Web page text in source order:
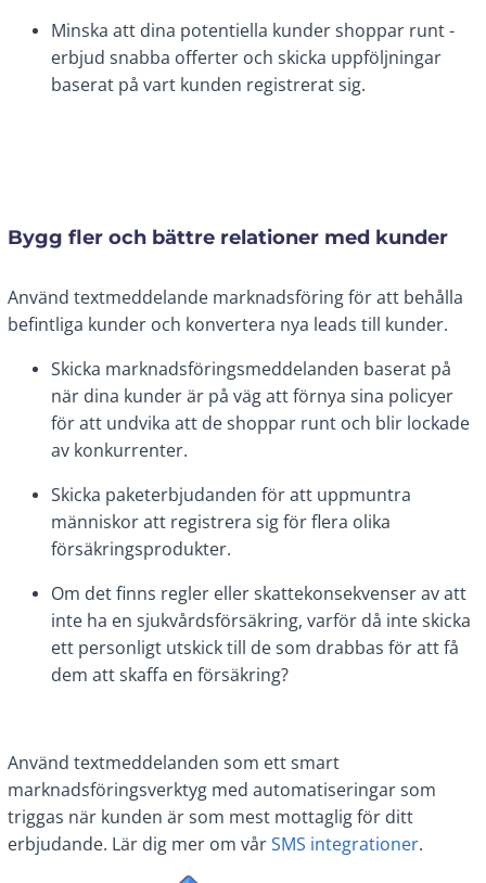
Minska att dina potentiella kunder shoppar runt -
erbjud snabba offerter och skicka uppföljningar
baserat på vart kunden registrerat sig.
Bygg fler och bättre relationer med kunder
Använd textmeddelande marknadsföring för att behålla
befintliga kunder och konvertera nya leads till kunder.
Skicka marknadsföringsmeddelanden baserat på
när dina kunder är på väg att förnya sina policyer
för att undvika att de shoppar runt och blir lockade
av konkurrenter.
Skicka paketerbjudanden för att uppmuntra
människor att registrera sig för flera olika
försäkringsprodukter.
Om det finns regler eller skattekonsekvenser av att
inte ha en sjukvårdsförsäkring, varför då inte skicka
ett personligt utskick till de som drabbas för att få
dem att skaffa en försäkring?
Använd textmeddelanden som ett smart
marknadsföringsverktyg med automatiseringar som
triggas när kunden är som mest mottaglig för ditt
erbjudande. Lär dig mer om vårSMS integrationer.